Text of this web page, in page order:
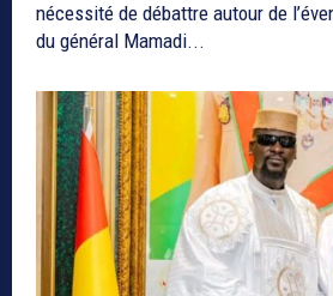
nécessité de débattre autour de
du général Mamadi...